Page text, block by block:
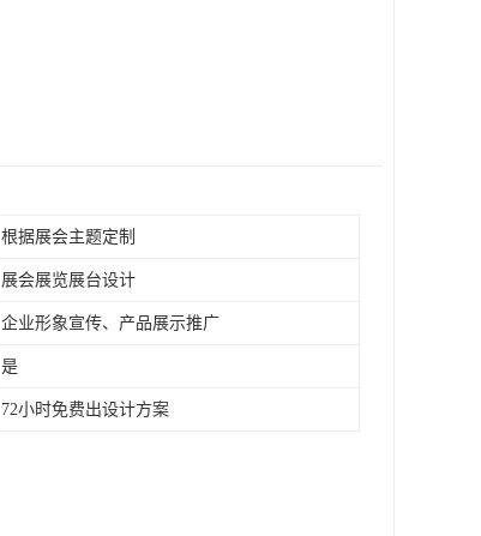
根据展会主题定制
展会展览展台设计
企业形象宣传、产品展示推广
是
72小时免费出设计方案